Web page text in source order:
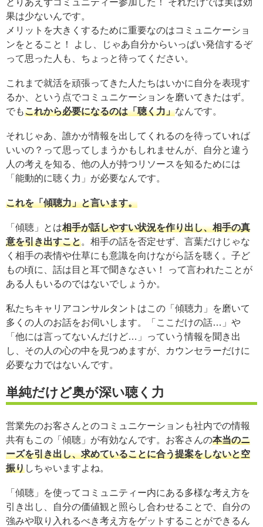
とりあえずコミュニティー参加した！ それだけでは実は効
果は少ないんです。
メリットを大きくするために重要なのはコミュニケーショ
ンをとること！ よし、じゃあ自分からいっぱい発信するぞ
って思った人も、ちょっと待ってください。
これまで就活を頑張ってきた人たちはいかに自分を表現す
るか、という点でコミュニケーションを磨いてきたはず。
でもこれから必要になるのは「聴く力」なんです。
それじゃあ、誰かが情報を出してくれるのを待っていれば
いいの？って思ってしまうかもしれませんが、自分と違う
人の考えを知る、他の人が持つリソースを知るためには
「能動的に聴く力」が必要なんです。
これを「傾聴力」と言います。
「傾聴」とは相手が話しやすい状況を作り出し、相手の真
意を引き出すこと。相手の話を否定せず、言葉だけじゃな
く相手の表情や仕草にも意識を向けながら話を聴く。子ど
もの頃に、話は目と耳で聞きなさい！ って言われたことが
ある人もいるのではないでしょうか。
私たちキャリアコンサルタントはこの「傾聴力」を磨いて
多くの人のお話をお伺いします。「ここだけの話…」や
「他には言ってないんだけど…」っていう情報を聞き出
し、その人の心の中を見つめますが、カウンセラーだけに
必要な力ではないんです。
単純だけど奥が深い聴く力
営業先のお客さんとのコミュニケーションも社内での情報
共有もこの「傾聴」が有効なんです。お客さんの本当のニ
ーズを引き出し、求めていることに合う提案をしないと空
振りしちゃいますよね。
「傾聴」を使ってコミュニティー内にある多様な考え方を
引き出し、自分の価値観と照らし合わせることで、自分の
強みや取り入れるべき考え方をゲットすることができるん